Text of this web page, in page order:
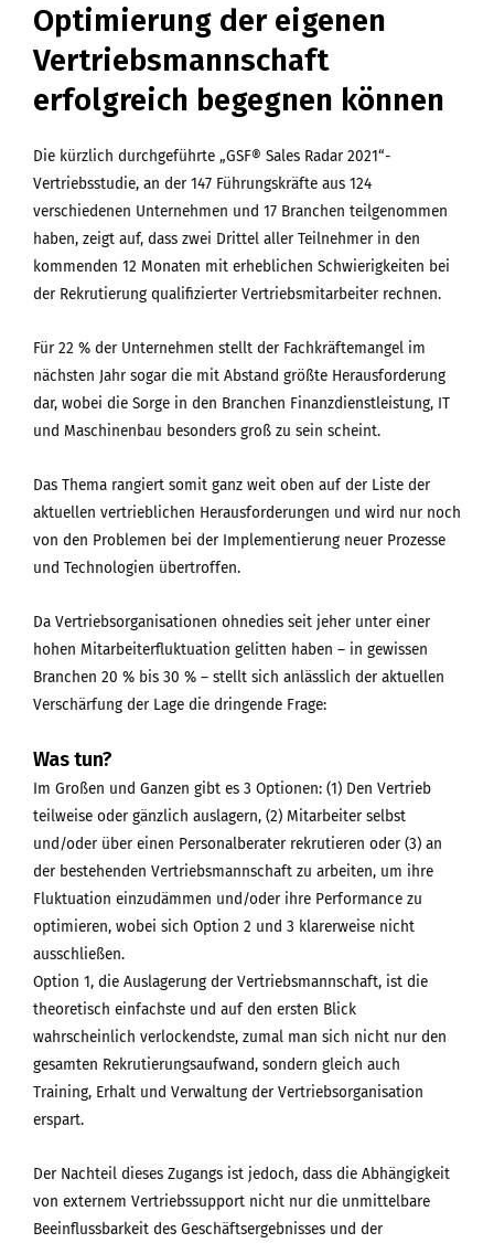
Optimierung der eigenen
Vertriebsmannschaft
erfolgreich begegnen können
Die kürzlich durchgeführte „GSF® Sales Radar 2021“-
Vertriebsstudie, an der 147 Führungskräfte aus 124
verschiedenen Unternehmen und 17 Branchen teilgenommen
haben, zeigt auf, dass zwei Drittel aller Teilnehmer in den
kommenden 12 Monaten mit erheblichen Schwierigkeiten bei
der Rekrutierung qualifizierter Vertriebsmitarbeiter rechnen.
Für 22 % der Unternehmen stellt der Fachkräftemangel im
nächsten Jahr sogar die mit Abstand größte Herausforderung
dar, wobei die Sorge in den Branchen Finanzdienstleistung, IT
und Maschinenbau besonders groß zu sein scheint.
Das Thema rangiert somit ganz weit oben auf der Liste der
aktuellen vertrieblichen Herausforderungen und wird nur noch
von den Problemen bei der Implementierung neuer Prozesse
und Technologien übertroffen.
Da Vertriebsorganisationen ohnedies seit jeher unter einer
hohen Mitarbeiterfluktuation gelitten haben – in gewissen
Branchen 20 % bis 30 % – stellt sich anlässlich der aktuellen
Verschärfung der Lage die dringende Frage:
Was tun?
Im Großen und Ganzen gibt es 3 Optionen: (1) Den Vertrieb
teilweise oder gänzlich auslagern, (2) Mitarbeiter selbst
und/oder über einen Personalberater rekrutieren oder (3) an
der bestehenden Vertriebsmannschaft zu arbeiten, um ihre
Fluktuation einzudämmen und/oder ihre Performance zu
optimieren, wobei sich Option 2 und 3 klarerweise nicht
ausschließen.
Option 1, die Auslagerung der Vertriebsmannschaft, ist die
theoretisch einfachste und auf den ersten Blick
wahrscheinlich verlockendste, zumal man sich nicht nur den
gesamten Rekrutierungsaufwand, sondern gleich auch
Training, Erhalt und Verwaltung der Vertriebsorganisation
erspart.
Der Nachteil dieses Zugangs ist jedoch, dass die Abhängigkeit
von externem Vertriebssupport nicht nur die unmittelbare
Beeinflussbarkeit des Geschäftsergebnisses und der